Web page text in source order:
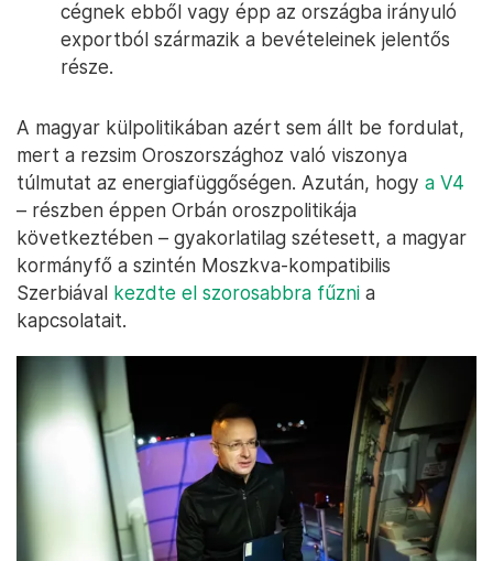
cégnek ebből vagy épp az országba irányuló
exportból származik a bevételeinek jelentős
része.
A magyar külpolitikában azért sem állt be fordulat,
mert a rezsim Oroszországhoz való viszonya
túlmutat az energiafüggőségen. Azután, hogy a V4
– részben éppen Orbán oroszpolitikája
következtében – gyakorlatilag szétesett, a magyar
kormányfő a szintén Moszkva-kompatibilis
Szerbiával kezdte el szorosabbra fűzni a
kapcsolatait.